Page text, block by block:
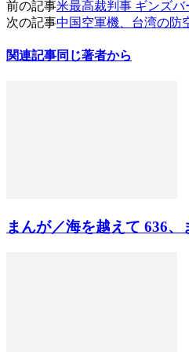
前の記事米最高裁判事 ギンズ
次の記事中国空軍機、台湾の防
関連記事同じ著者から
まんが／海を越えて 636、